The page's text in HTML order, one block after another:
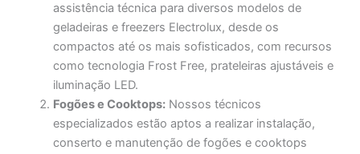
assistência técnica para diversos modelos de
geladeiras e freezers Electrolux, desde os
compactos até os mais sofisticados, com recursos
como tecnologia Frost Free, prateleiras ajustáveis e
iluminação LED.
Fogões e Cooktops: Nossos técnicos
especializados estão aptos a realizar instalação,
conserto e manutenção de fogões e cooktops